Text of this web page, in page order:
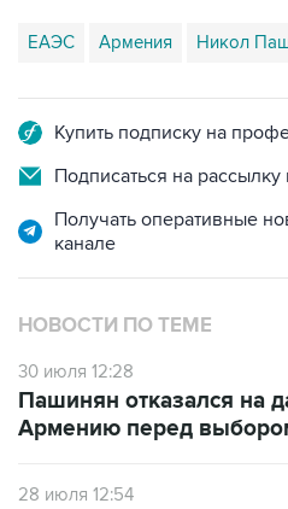
ЕАЭС Армения Никол
Купить подписку на
Подписаться на рассылку
Получать оперативные
канале
НОВОСТИ ПО ТЕМЕ
30 июля 12:28
Пашинян отказался на
Армению перед
28 июля 12:54